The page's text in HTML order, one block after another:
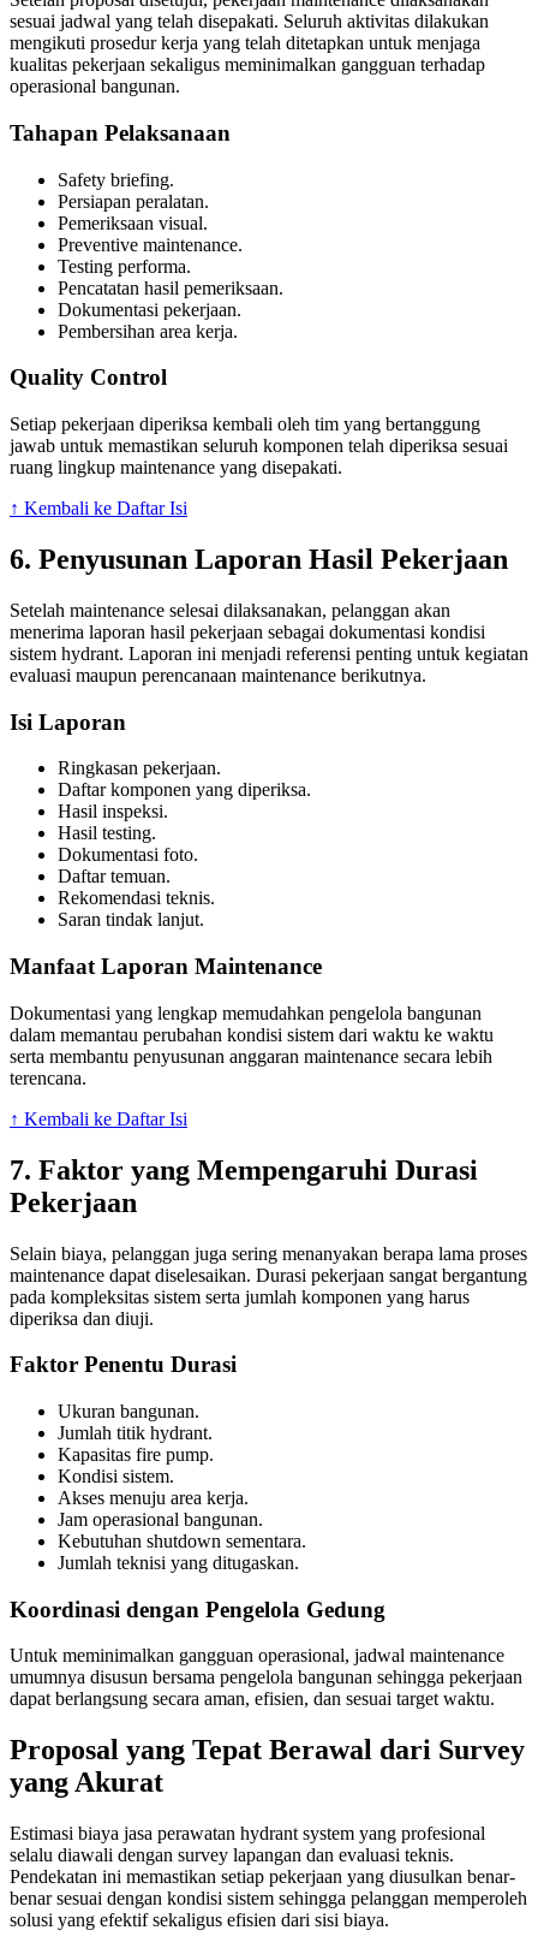
sesuai jadwal yang telah disepakati. Seluruh aktivitas dilakukan
mengikuti prosedur kerja yang telah ditetapkan untuk menjaga
kualitas pekerjaan sekaligus meminimalkan gangguan terhadap
operasional bangunan.
Tahapan Pelaksanaan
Safety briefing.
Persiapan peralatan.
Pemeriksaan visual.
Preventive maintenance.
Testing performa.
Pencatatan hasil pemeriksaan.
Dokumentasi pekerjaan.
Pembersihan area kerja.
Quality Control
Setiap pekerjaan diperiksa kembali oleh tim yang bertanggung
jawab untuk memastikan seluruh komponen telah diperiksa sesuai
ruang lingkup maintenance yang disepakati.
↑ Kembali ke Daftar Isi
6. Penyusunan Laporan Hasil Pekerjaan
Setelah maintenance selesai dilaksanakan, pelanggan akan
menerima laporan hasil pekerjaan sebagai dokumentasi kondisi
sistem hydrant. Laporan ini menjadi referensi penting untuk kegiatan
evaluasi maupun perencanaan maintenance berikutnya.
Isi Laporan
Ringkasan pekerjaan.
Daftar komponen yang diperiksa.
Hasil inspeksi.
Hasil testing.
Dokumentasi foto.
Daftar temuan.
Rekomendasi teknis.
Saran tindak lanjut.
Manfaat Laporan Maintenance
Dokumentasi yang lengkap memudahkan pengelola bangunan
dalam memantau perubahan kondisi sistem dari waktu ke waktu
serta membantu penyusunan anggaran maintenance secara lebih
terencana.
↑ Kembali ke Daftar Isi
7. Faktor yang Mempengaruhi Durasi
Pekerjaan
Selain biaya, pelanggan juga sering menanyakan berapa lama proses
maintenance dapat diselesaikan. Durasi pekerjaan sangat bergantung
pada kompleksitas sistem serta jumlah komponen yang harus
diperiksa dan diuji.
Faktor Penentu Durasi
Ukuran bangunan.
Jumlah titik hydrant.
Kapasitas fire pump.
Kondisi sistem.
Akses menuju area kerja.
Jam operasional bangunan.
Kebutuhan shutdown sementara.
Jumlah teknisi yang ditugaskan.
Koordinasi dengan Pengelola Gedung
Untuk meminimalkan gangguan operasional, jadwal maintenance
umumnya disusun bersama pengelola bangunan sehingga pekerjaan
dapat berlangsung secara aman, efisien, dan sesuai target waktu.
Proposal yang Tepat Berawal dari Survey
yang Akurat
Estimasi biaya jasa perawatan hydrant system yang profesional
selalu diawali dengan survey lapangan dan evaluasi teknis.
Pendekatan ini memastikan setiap pekerjaan yang diusulkan benar-
benar sesuai dengan kondisi sistem sehingga pelanggan memperoleh
solusi yang efektif sekaligus efisien dari sisi biaya.